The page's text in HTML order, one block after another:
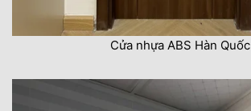
Cửa nhựa ABS Hàn Quốc